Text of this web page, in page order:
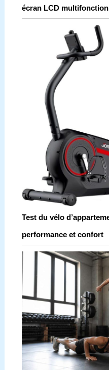
écran LCD multifonction
Test du vélo
performance et confort